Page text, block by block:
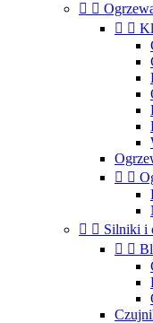
 
 
 
  Silniki i
 